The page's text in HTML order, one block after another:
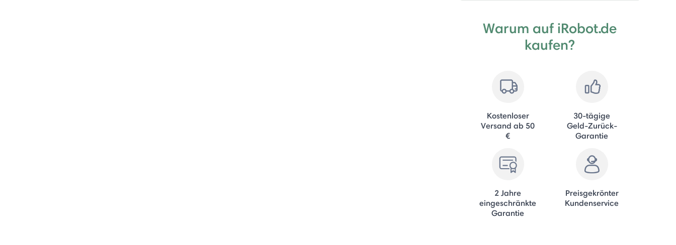
Warum auf iRobot.de
kaufen?
Kostenloser
Versand ab 50
€
30-tägige
Geld-Zurück-
Garantie
2 Jahre
eingeschränkte
Garantie
Preisgekrönter
Kundenservice